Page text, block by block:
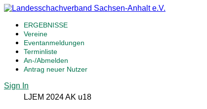
ERGEBNISSE
Vereine
Eventanmeldungen
Terminliste
An-/Abmelden
Antrag neuer Nutzer
Sign In
LJEM 2024 AK u18